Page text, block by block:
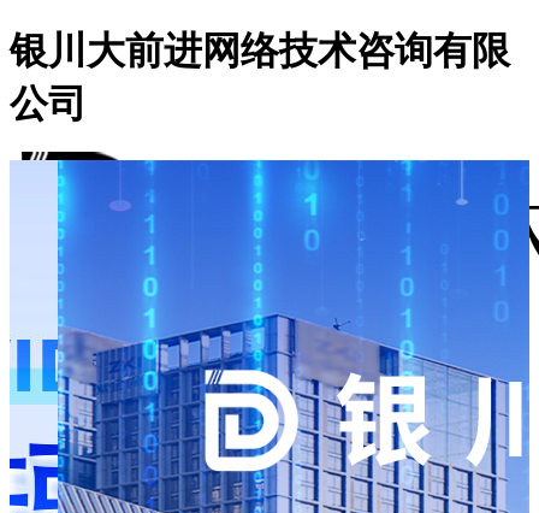
银川大前进网络技术咨询有限
公司
首页
走进我们
网络推广
大前进动态
联系我们